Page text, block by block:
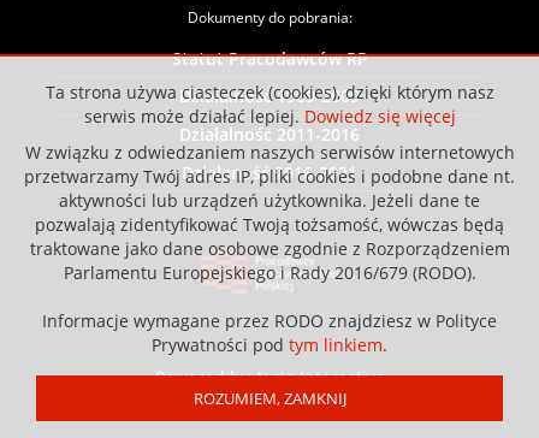
Dokumenty do pobrania:
Statut Pracodawców RP
Działalność 1989-2009
Działalność 2011-2016
Działaność 2016-2021
Powered by Avrio Interactive
Ta strona używa ciasteczek (cookies), dzięki którym nasz
serwis może działać lepiej. Dowiedz się więcej
W związku z odwiedzaniem naszych serwisów internetowych
przetwarzamy Twój adres IP, pliki cookies i podobne dane nt.
aktywności lub urządzeń użytkownika. Jeżeli dane te
pozwalają zidentyfikować Twoją tożsamość, wówczas będą
traktowane jako dane osobowe zgodnie z Rozporządzeniem
Parlamentu Europejskiego i Rady 2016/679 (RODO).
Informacje wymagane przez RODO znajdziesz w Polityce
Prywatności pod tym linkiem.
ROZUMIEM, ZAMKNIJ